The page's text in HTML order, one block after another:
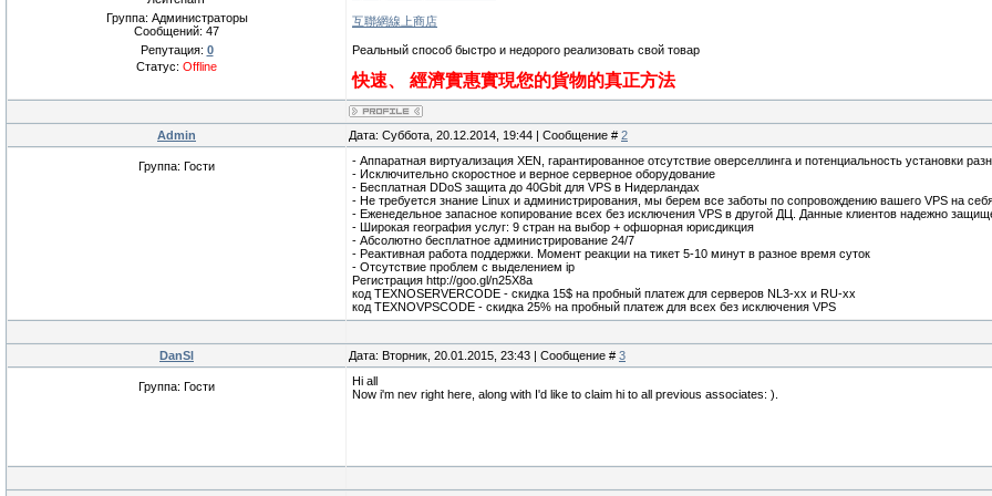
Группа: Администраторы
Сообщений: 47
Репутация: 0
Статус: Offline
互聯網線上商店
Реальный способ быстро и недорого реализовать свой товар
快速、 經濟實惠實現您的貨物的真正方法
Admin Дата: Суббота, 20.12.2014, 19:44 | Сообщение # 2
Группа: Гости
- Аппаратная виртуализация XEN, гарантированное отсутствие оверселлинга и потенциальность установки
- Исключительно скоростное и верное серверное оборудование
- Бесплатная DDoS защита до 40Gbit для VPS в Нидерландах
- Не требуется знание Linux и администрирования, мы берем все заботы по сопровождению вашего VPS на
- Еженедельное запасное копирование всех без исключения VPS в другой ДЦ. Данные клиентов надежно
- Широкая география услуг: 9 стран на выбор + офшорная юрисдикция
- Абсолютно бесплатное администрирование 24/7
- Реактивная работа поддержки. Момент реакции на тикет 5-10 минут в разное время суток
- Отсутствие проблем с выделением ip
Регистрация http://goo.gl/n25X8a
код TEXNOSERVERCODE - скидка 15$ на пробный платеж для серверов NL3-xx и RU-xx
код TEXNOVPSCODE - скидка 25% на пробный платеж для всех без исключения VPS
DanSl Дата: Вторник, 20.01.2015, 23:43 | Сообщение # 3
Группа: Гости
Hi all
Now i'm nev right here, along with I'd like to claim hi to all previous associates: ).